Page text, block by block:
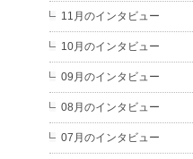
11月のインタビュー
10月のインタビュー
09月のインタビュー
08月のインタビュー
07月のインタビュー